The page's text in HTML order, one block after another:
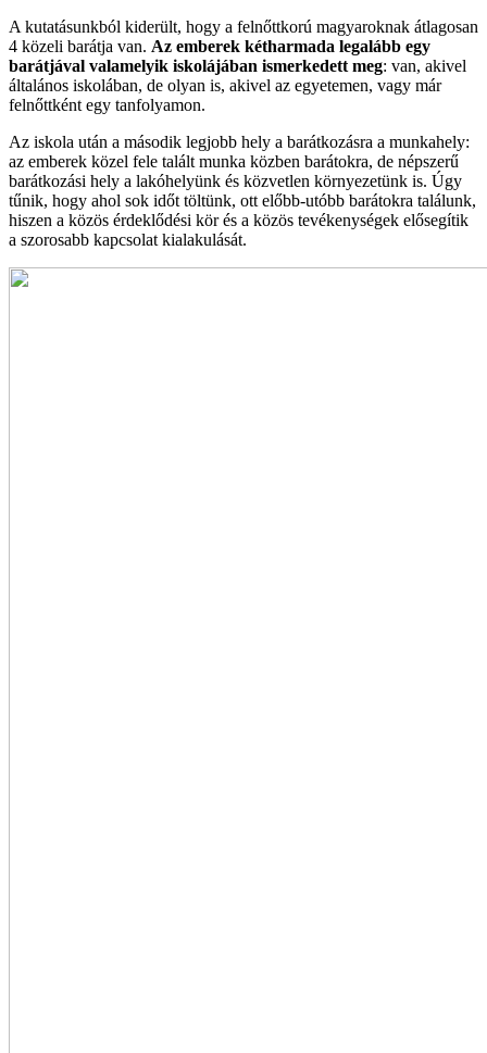
A kutatásunkból kiderült, hogy a felnőttkorú magyaroknak átlagosan
4 közeli barátja van. Az emberek kétharmada legalább egy
barátjával valamelyik iskolájában ismerkedett meg: van, akivel
általános iskolában, de olyan is, akivel az egyetemen, vagy már
felnőttként egy tanfolyamon.
Az iskola után a második legjobb hely a barátkozásra a munkahely:
az emberek közel fele talált munka közben barátokra, de népszerű
barátkozási hely a lakóhelyünk és közvetlen környezetünk is. Úgy
tűnik, hogy ahol sok időt töltünk, ott előbb-utóbb barátokra találunk,
hiszen a közös érdeklődési kör és a közös tevékenységek elősegítik
a szorosabb kapcsolat kialakulását.